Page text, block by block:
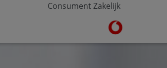
Consument Zakelijk
Ga naar de